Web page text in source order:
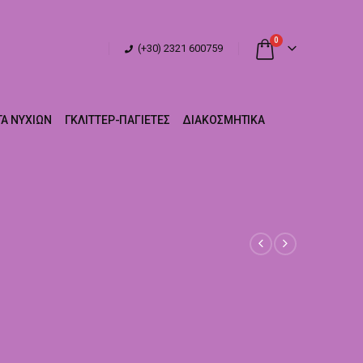
(+30) 2321 600759
0
ΝΥΧΙΏΝ ΓΚΛΊΤΤΕΡ-ΠΑΓΙΈΤΕΣ ΔΙΑΚΟΣΜΗΤΙΚΆ